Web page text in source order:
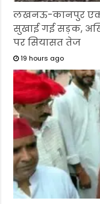
लखनऊ-कानपुर
सुखाई गई सड़क,
पर सियासत तेज
19 hours ago